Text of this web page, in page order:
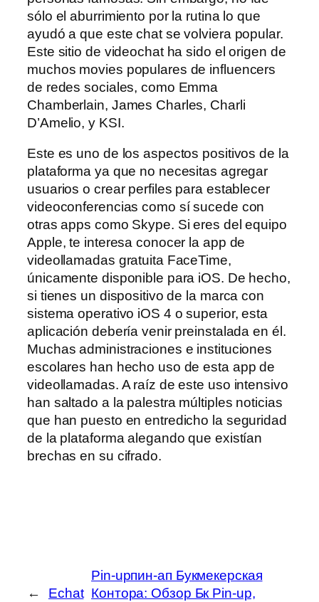
sólo el aburrimiento por la rutina lo que
ayudó a que este chat se volviera popular.
Este sitio de videochat ha sido el origen de
muchos movies populares de influencers
de redes sociales, como Emma
Chamberlain, James Charles, Charli
D’Amelio, y KSI.
Este es uno de los aspectos positivos de la
plataforma ya que no necesitas agregar
usuarios o crear perfiles para establecer
videoconferencias como sí sucede con
otras apps como Skype. Si eres del equipo
Apple, te interesa conocer la app de
videollamadas gratuita FaceTime,
únicamente disponible para iOS. De hecho,
si tienes un dispositivo de la marca con
sistema operativo iOS 4 o superior, esta
aplicación debería venir preinstalada en él.
Muchas administraciones e instituciones
escolares han hecho uso de esta app de
videollamadas. A raíz de este uso intensivo
han saltado a la palestra múltiples noticias
que han puesto en entredicho la seguridad
de la plataforma alegando que existían
brechas en su cifrado.
←
Echat
Pin-upпин-ап Букмекерская
Контора: Обзор Бк Pin-up,